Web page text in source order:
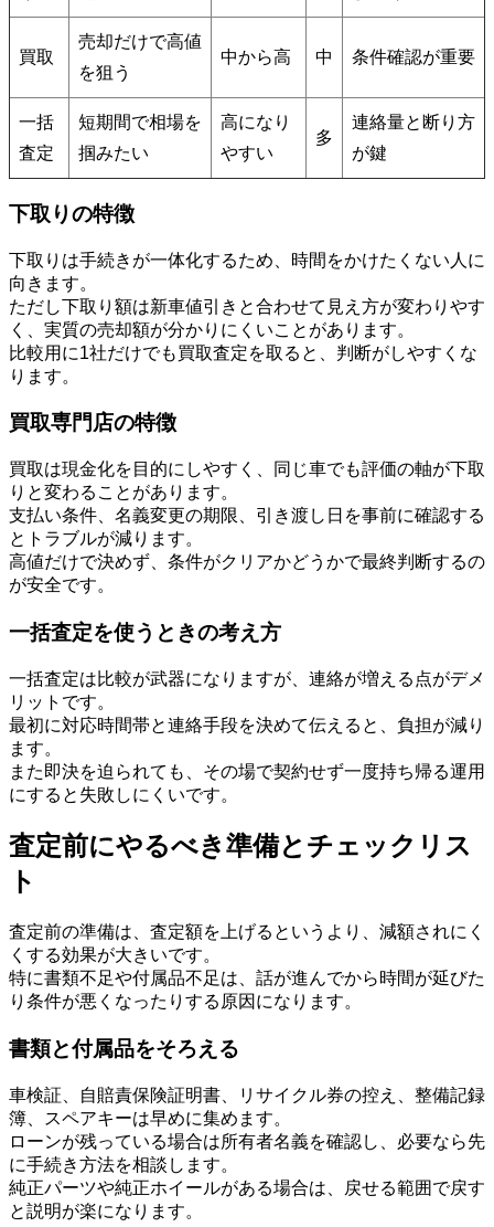
買取
売却だけで高値
を狙う
中から高 中 条件確認が重要
一括
査定
短期間で相場を
掴みたい
高になり
やすい
多
連絡量と断り方
が鍵
下取りの特徴
下取りは手続きが一体化するため、時間をかけたくない人に
向きます。
ただし下取り額は新車値引きと合わせて見え方が変わりやす
く、実質の売却額が分かりにくいことがあります。
比較用に1社だけでも買取査定を取ると、判断がしやすくな
ります。
買取専門店の特徴
買取は現金化を目的にしやすく、同じ車でも評価の軸が下取
りと変わることがあります。
支払い条件、名義変更の期限、引き渡し日を事前に確認する
とトラブルが減ります。
高値だけで決めず、条件がクリアかどうかで最終判断するの
が安全です。
一括査定を使うときの考え方
一括査定は比較が武器になりますが、連絡が増える点がデメ
リットです。
最初に対応時間帯と連絡手段を決めて伝えると、負担が減り
ます。
また即決を迫られても、その場で契約せず一度持ち帰る運用
にすると失敗しにくいです。
査定前にやるべき準備とチェックリス
ト
査定前の準備は、査定額を上げるというより、減額されにく
くする効果が大きいです。
特に書類不足や付属品不足は、話が進んでから時間が延びた
り条件が悪くなったりする原因になります。
書類と付属品をそろえる
車検証、自賠責保険証明書、リサイクル券の控え、整備記録
簿、スペアキーは早めに集めます。
ローンが残っている場合は所有者名義を確認し、必要なら先
に手続き方法を相談します。
純正パーツや純正ホイールがある場合は、戻せる範囲で戻す
と説明が楽になります。